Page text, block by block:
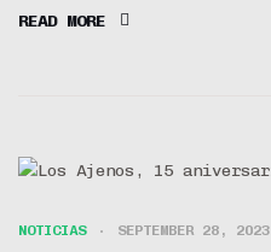
READ MORE
NOTICIAS SEPTEMBER 28, 2023